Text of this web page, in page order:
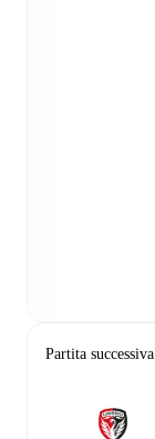
Partita successiva